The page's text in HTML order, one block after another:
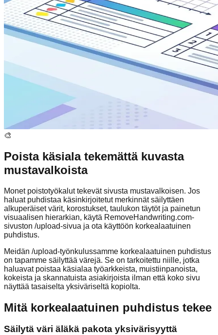
🎨
Poista käsiala tekemättä kuvasta
mustavalkoista
Monet poistotyökalut tekevät sivusta mustavalkoisen. Jos
haluat puhdistaa käsinkirjoitetut merkinnät säilyttäen
alkuperäiset värit, korostukset, taulukon täytöt ja painetun
visuaalisen hierarkian, käytä RemoveHandwriting.com-
sivuston /upload-sivua ja ota käyttöön korkealaatuinen
puhdistus.
Meidän /upload-työnkulussamme korkealaatuinen puhdistus
on tapamme säilyttää värejä. Se on tarkoitettu niille, jotka
haluavat poistaa käsialaa työarkkeista, muistiinpanoista,
kokeista ja skannatuista asiakirjoista ilman että koko sivu
näyttää tasaiselta yksiväriseltä kopiolta.
Mitä korkealaatuinen puhdistus tekee
Säilytä väri äläkä pakota yksivärisyyttä